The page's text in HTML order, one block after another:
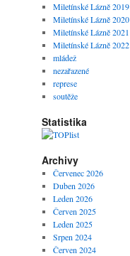
Miletínské Lázně 2019
Miletínské Lázně 2020
Miletínské Lázně 2021
Miletínské Lázně 2022
mládež
nezařazené
represe
soutěže
Statistika
Archivy
Červenec 2026
Duben 2026
Leden 2026
Červen 2025
Leden 2025
Srpen 2024
Červen 2024